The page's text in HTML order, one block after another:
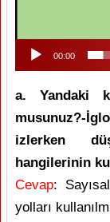
00:00
a. Yandaki
musunuz?-
izlerken
hangilerinin
Cevap:
yolları